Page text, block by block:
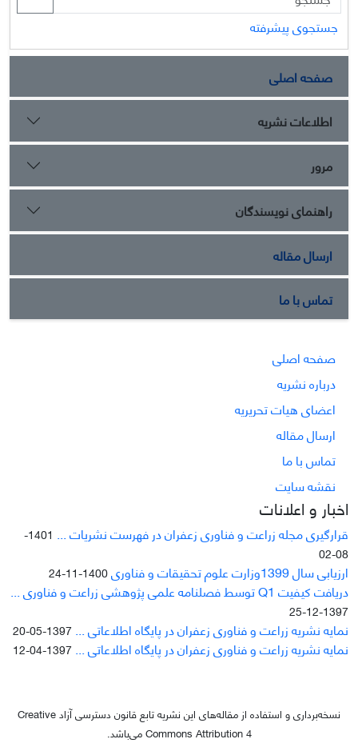
جستجوی پیشرفته
صفحه اصلی
اطلاعات نشریه
مرور
راهنمای نویسندگان
ارسال مقاله
تماس با ما
صفحه اصلی
درباره نشریه
اعضای هیات تحریریه
ارسال مقاله
تماس با ما
نقشه سایت
اخبار و اعلانات
قرارگیری مجله زراعت و فناوری زعفران در فهرست نشریات ...
1401-
08-02
ارزیابی سال 1399وزارت علوم تحقیقات و فناوری 1400-11-24
دریافت کیفیت Q1 توسط فصلنامه علمی پژوهشی زراعت و فناوری ...
1397-12-25
نمایه نشریه زراعت و فناوری زعفران در پایگاه اطلاعاتی ... 1397-05-20
نمایه نشریه زراعت و فناوری زعفران در پایگاه اطلاعاتی ... 1397-04-12
نسخه‌برداری و استفاده از مقاله‌های این نشریه تابع قانون دسترسی آزاد Creative
Commons Attribution 4 می‌باشد.